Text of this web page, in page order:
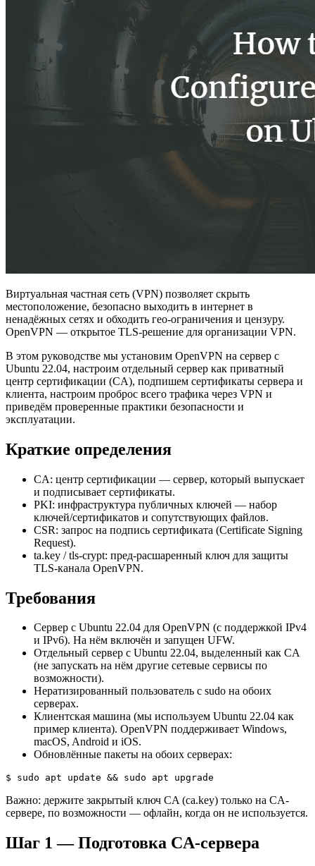
Виртуальная частная сеть (VPN) позволяет скрыть
местоположение, безопасно выходить в интернет в
ненадёжных сетях и обходить гео-ограничения и цензуру.
OpenVPN — открытое TLS-решение для организации VPN.
В этом руководстве мы установим OpenVPN на сервер с
Ubuntu 22.04, настроим отдельный сервер как приватный
центр сертификации (CA), подпишем сертификаты сервера и
клиента, настроим проброс всего трафика через VPN и
приведём проверенные практики безопасности и
эксплуатации.
Краткие определения
CA: центр сертификации — сервер, который выпускает
и подписывает сертификаты.
PKI: инфраструктура публичных ключей — набор
ключей/сертификатов и сопутствующих файлов.
CSR: запрос на подпись сертификата (Certificate Signing
Request).
ta.key / tls-crypt: пред-расшаренный ключ для защиты
TLS-канала OpenVPN.
Требования
Сервер с Ubuntu 22.04 для OpenVPN (с поддержкой IPv4
и IPv6). На нём включён и запущен UFW.
Отдельный сервер с Ubuntu 22.04, выделенный как CA
(не запускать на нём другие сетевые сервисы по
возможности).
Нератизированный пользователь с sudo на обоих
серверах.
Клиентская машина (мы используем Ubuntu 22.04 как
пример клиента). OpenVPN поддерживает Windows,
macOS, Android и iOS.
Обновлённые пакеты на обоих серверах:
$ sudo apt update && sudo apt upgrade
Важно: держите закрытый ключ CA (ca.key) только на CA-
сервере, по возможности — офлайн, когда он не используется.
Шаг 1 — Подготовка CA-сервера